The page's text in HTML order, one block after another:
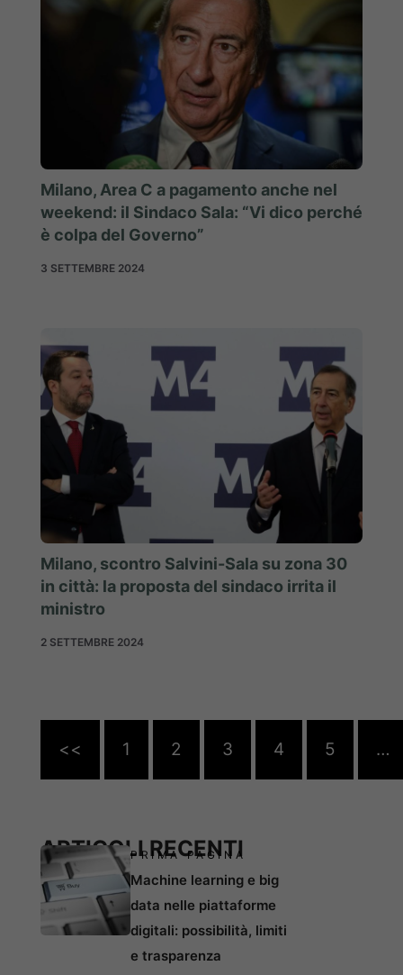
Milano, Area C a pagamento anche nel
weekend: il Sindaco Sala: “Vi dico perché
è colpa del Governo”
3 SETTEMBRE 2024
Milano, scontro Salvini-Sala su zona 30
in città: la proposta del sindaco irrita il
ministro
2 SETTEMBRE 2024
<< 1 2 3 4 5 …
ARTICOLI RECENTI
PRIMA PAGINA
Machine learning e big
data nelle piattaforme
digitali: possibilità, limiti
e trasparenza